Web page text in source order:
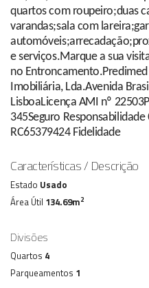
quartos com roupeiro;duas
varandas;sala com
e serviços.Marque a sua
no
Imobiliária, Lda.Avenida
LisboaLicença AMI nº
345Seguro
RC65379424 Fidelidade
Características / Descrição
Estado Usado
Área Útil 134.69m2
Divisões
Quartos 4
Parqueamentos 1